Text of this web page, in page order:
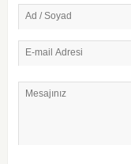
Ad / Soyad
E-mail Adresi
Mesajınız